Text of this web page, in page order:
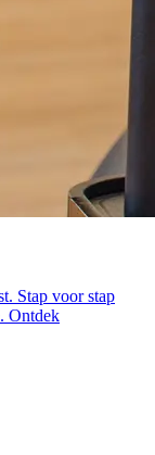
Stap voor stap
Ontdek